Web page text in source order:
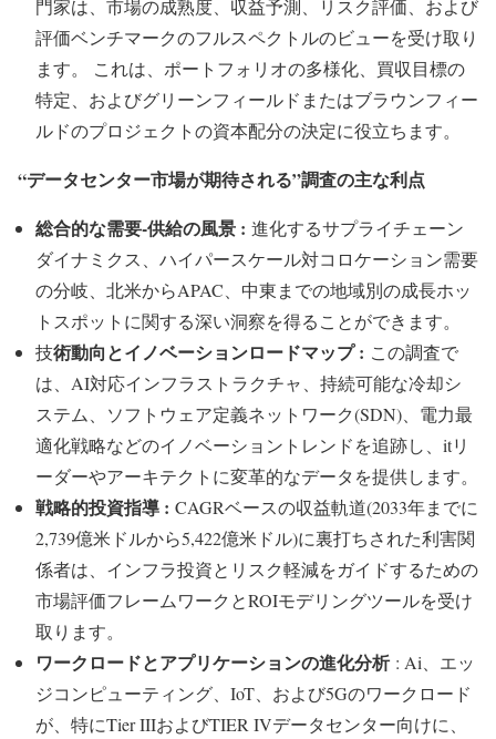
門家は、市場の成熟度、収益予測、リスク評価、および
評価ベンチマークのフルスペクトルのビューを受け取り
ます。 これは、ポートフォリオの多様化、買収目標の
特定、およびグリーンフィールドまたはブラウンフィー
ルドのプロジェクトの資本配分の決定に役立ちます。
“データセンター市場が期待される”調査の主な利点
総合的な需要-供給の風景 : 進化するサプライチェーン
ダイナミクス、ハイパースケール対コロケーション需要
の分岐、北米からAPAC、中東までの地域別の成長ホッ
トスポットに関する深い洞察を得ることができます。
技術動向とイノベーションロードマップ : この調査で
は、AI対応インフラストラクチャ、持続可能な冷却シ
ステム、ソフトウェア定義ネットワーク(SDN)、電力最
適化戦略などのイノベーショントレンドを追跡し、itリ
ーダーやアーキテクトに変革的なデータを提供します。
戦略的投資指導 : CAGRベースの収益軌道(2033年までに
2,739億米ドルから5,422億米ドル)に裏打ちされた利害関
係者は、インフラ投資とリスク軽減をガイドするための
市場評価フレームワークとROIモデリングツールを受け
取ります。
ワークロードとアプリケーションの進化分析 : Ai、エッ
ジコンピューティング、IoT、および5Gのワークロード
が、特にTier IIIおよびTIER IVデータセンター向けに、